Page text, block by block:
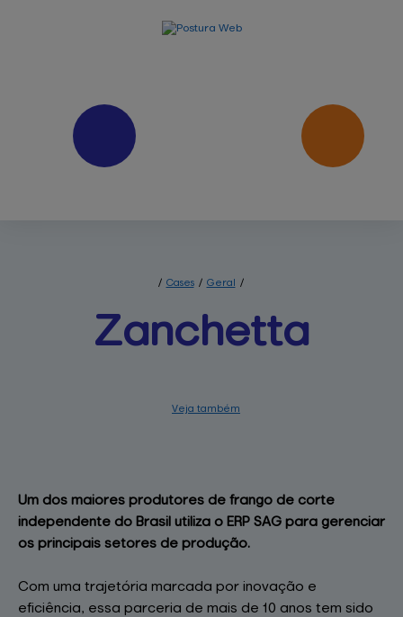
/ Cases / Geral /
Zanchetta
Veja também
Um dos maiores produtores de frango de corte
independente do Brasil utiliza o ERP SAG para gerenciar
os principais setores de produção.
Com uma trajetória marcada por inovação e
eficiência, essa parceria de mais de 10 anos tem sido